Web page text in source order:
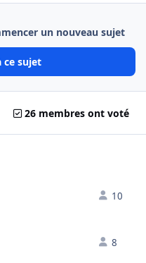
un nouveau sujet
ce sujet
26 membres ont voté
10
8